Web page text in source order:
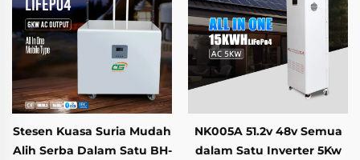
Stesen Kuasa Suria Mudah
Alih Serba Dalam Satu BH-
NK005A 51.2v 48v Semua
dalam Satu Inverter 5Kw